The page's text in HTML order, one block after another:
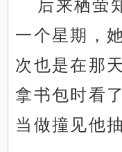
后来栖萤
一个星期，
次也是在那
拿书包时看
当做撞见他